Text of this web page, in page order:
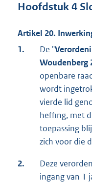
Hoofdstuk 4
Artikel 20.
1.
De "
Woudenberg
openbare
wordt
vierde lid
heffing, met
toepassing
zich voor die
2.
Deze
ingang van 1